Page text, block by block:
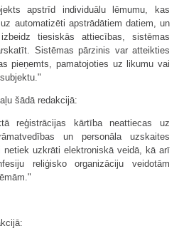
apstrīd individuālu lēmumu, kas
automatizēti apstrādātiem datiem, un
tiesiskās attiecības, sistēmas
Sistēmas pārzinis var atteikties
pieņemts, pamatojoties uz likumu vai
šādā redakcijā:
reģistrācijas kārtība neattiecas uz
un personāla uzskaites
netiek uzkrāti elektroniskā veidā, kā arī
reliģisko organizāciju veidotām